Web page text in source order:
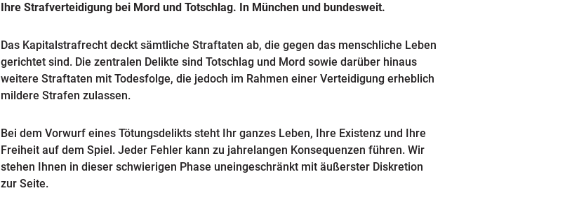
Ihre Strafverteidigung bei Mord und Totschlag. In München und bundesweit.
Das Kapitalstrafrecht deckt sämtliche Straftaten ab, die gegen das menschliche Leben
gerichtet sind. Die zentralen Delikte sind Totschlag und Mord sowie darüber hinaus
weitere Straftaten mit Todesfolge, die jedoch im Rahmen einer Verteidigung erheblich
mildere Strafen zulassen.
Bei dem Vorwurf eines Tötungsdelikts steht Ihr ganzes Leben, Ihre Existenz und Ihre
Freiheit auf dem Spiel. Jeder Fehler kann zu jahrelangen Konsequenzen führen. Wir
stehen Ihnen in dieser schwierigen Phase uneingeschränkt mit äußerster Diskretion
zur Seite.